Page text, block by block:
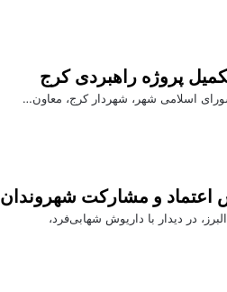
پروژه راهبردی کرج
اسلامی شهر، شهردار کرج، معاون…
اعتماد و مشارکت شهروندان
در دیدار با داریوش شهابی‌فرد،